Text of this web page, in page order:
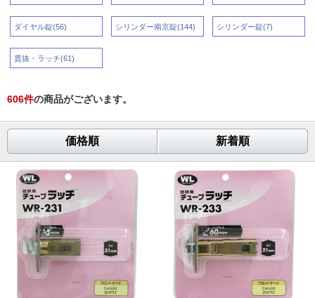
ダイヤル錠(56) シリンダー南京錠(144) シリンダー錠(7)
貫抜・ラッチ(61)
606件の商品がございます。
価格順 新着順